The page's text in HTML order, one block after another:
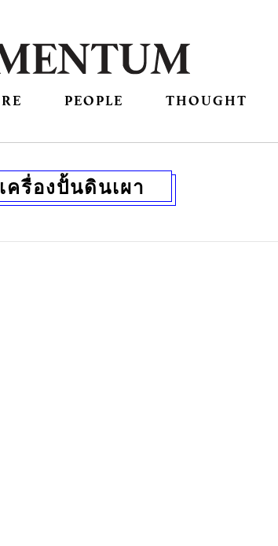
PEOPLE THOUGHT
เครื่องปั้นดินเผา